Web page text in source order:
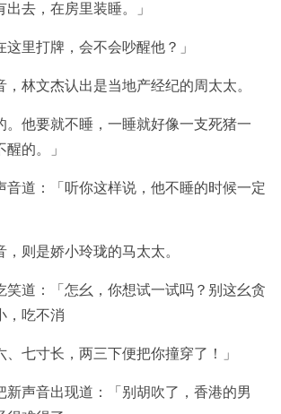
出去，在房里装睡。」
里打牌，会不会吵醒他？」
文杰认出是当地产经纪的周太太。
他要就不睡，一睡就好像一支死猪一
的。」
道：「听你这样说，他不睡的时候一定
则是娇小玲珑的马太太。
道：「怎幺，你想试一试吗？别这幺贪
，吃不消
、七寸长，两三下便把你撞穿了！」
声音出现道：「别胡吹了，香港的男